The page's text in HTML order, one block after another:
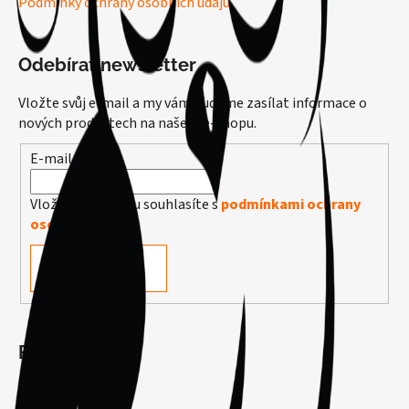
Odebírat newsletter
Vložte svůj e-mail a my vám budeme zasílat informace o
nových produktech na našem e-shopu.
E-mail
Vložením e-mailu souhlasíte spodmínkami ochrany
osobních údajů
Facebook